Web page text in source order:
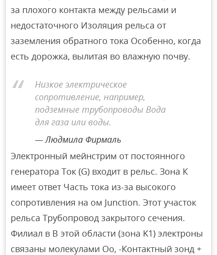
за плохого контакта между рельсами и
недостаточного Изоляция рельса от
заземления обратного тока Особенно, когда
есть дорожка, вылитая во влажную почву.
Низкое электрическое
сопротивление, например,
подземные трубопроводы Вода
для газа или воды.
Людмила Фирмаль
Электронный мейнстрим от постоянного
генератора Ток (G) входит в рельс. Зона К
имеет ответ Часть тока из-за высокого
сопротивления на ом Junction. Этот участок
рельса Трубопровод закрытого сечения.
Филиал в В этой области (зона K1) электроны
связаны молекулами Оо, -Контактный зонд +